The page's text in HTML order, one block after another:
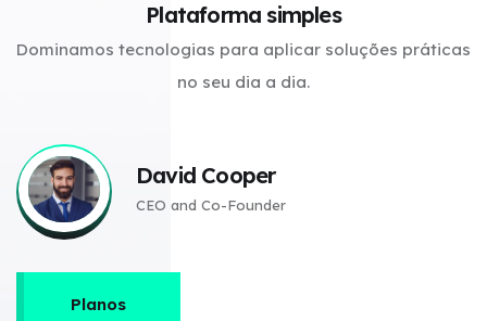
Plataforma simples
Dominamos tecnologias para aplicar soluções práticas
no seu dia a dia.
David Cooper
CEO and Co-Founder
Planos